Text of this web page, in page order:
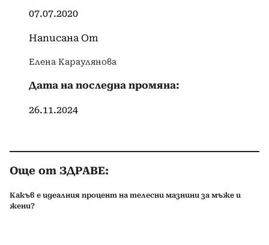
07.07.2020
Написана От
Елена Караулянова
Дата на последна промяна:
26.11.2024
Още от ЗДРАВЕ:
Какъв е идеалния процент на телесни мазнини за мъже и
жени?